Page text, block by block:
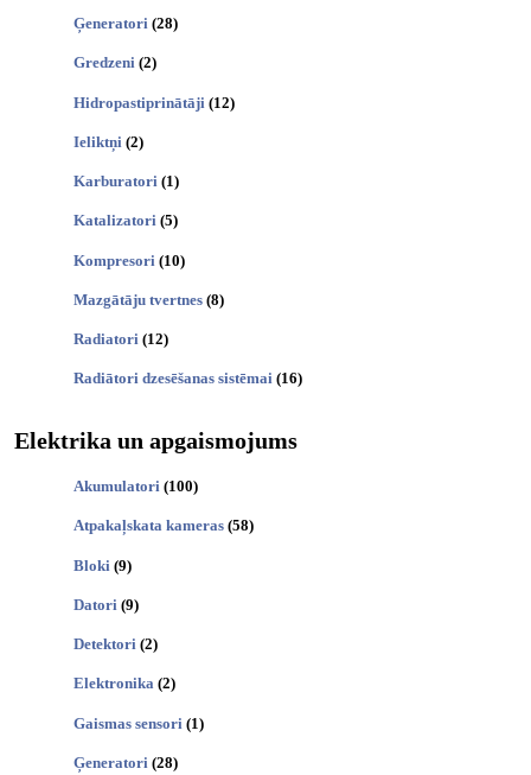
Ģeneratori (28)
Gredzeni (2)
Hidropastiprinātāji (12)
Ieliktņi (2)
Karburatori (1)
Katalizatori (5)
Kompresori (10)
Mazgātāju tvertnes (8)
Radiatori (12)
Radiātori dzesēšanas sistēmai (16)
Elektrika un apgaismojums
Akumulatori (100)
Atpakaļskata kameras (58)
Bloki (9)
Datori (9)
Detektori (2)
Elektronika (2)
Gaismas sensori (1)
Ģeneratori (28)